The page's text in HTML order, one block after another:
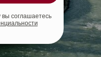
соглашаетесь